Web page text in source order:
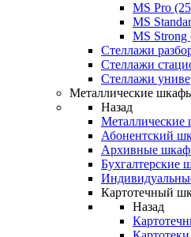
MS Pro
MS
MS Strong
Стеллажи
Стеллажи
Стеллажи
Металлические
Назад
Абонентский
Архивные
Бухгалтерские
Картотечный
Назад